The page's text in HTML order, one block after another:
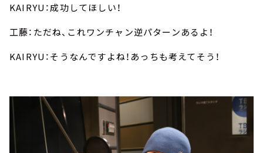
KAIRYU：成功してほしい！
工藤：ただね、これワンチャン逆パターンあるよ！
KAIRYU：そうなんですよね！あっちも考えてそう！